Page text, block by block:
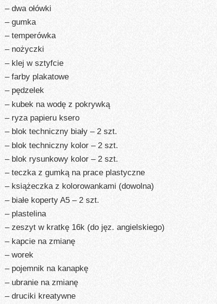
– dwa ołówki
– gumka
– temperówka
– nożyczki
– klej w sztyfcie
– farby plakatowe
– pędzelek
– kubek na wodę z pokrywką
– ryza papieru ksero
– blok techniczny biały – 2 szt.
– blok techniczny kolor – 2 szt.
– blok rysunkowy kolor – 2 szt.
– teczka z gumką na prace plastyczne
– książeczka z kolorowankami (dowolna)
– białe koperty A5 – 2 szt.
– plastelina
– zeszyt w kratkę 16k (do jęz. angielskiego)
– kapcie na zmianę
– worek
– pojemnik na kanapkę
– ubranie na zmianę
– druciki kreatywne